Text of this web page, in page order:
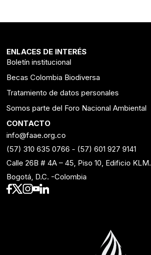
ENLACES DE INTERÉS
Boletín institucional
Becas Colombia Biodiversa
Tratamiento de datos personales
Somos parte del Foro Nacional Ambiental
CONTACTO
info@faae.org.co
(57) 310 635 0766 - (57) 601 927 9141
Calle 26B # 4A – 45, Piso 10, Edificio KLM.
Bogotá, D.C. -Colombia